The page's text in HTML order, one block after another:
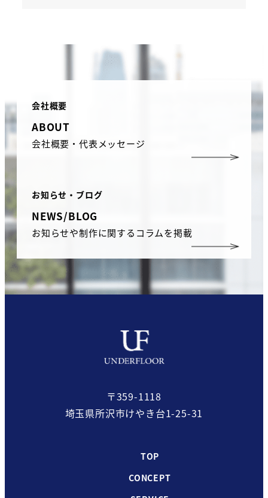
会社概要
ABOUT
会社概要・代表メッセージ
お知らせ・ブログ
NEWS/BLOG
お知らせや制作に関するコラムを掲載
〒359-1118
埼玉県所沢市けやき台1-25-31
TOP
CONCEPT